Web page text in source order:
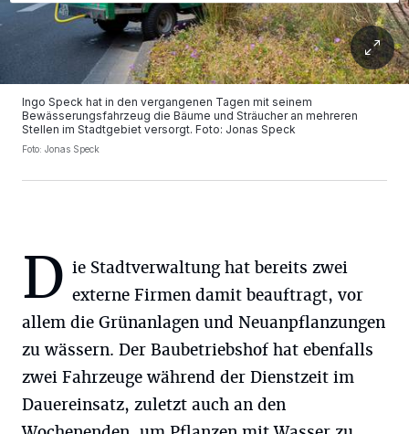
Ingo Speck hat in den vergangenen Tagen mit seinem
Bewässerungsfahrzeug die Bäume und Sträucher an mehreren
Stellen im Stadtgebiet versorgt. Foto: Jonas Speck
Foto: Jonas Speck
D ie Stadtverwaltung hat bereits zwei
externe Firmen damit beauftragt, vor
allem die Grünanlagen und Neuanpflanzungen
zu wässern. Der Baubetriebshof hat ebenfalls
zwei Fahrzeuge während der Dienstzeit im
Dauereinsatz, zuletzt auch an den